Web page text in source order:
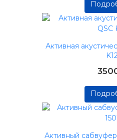
Активная
Активный сабвуфер